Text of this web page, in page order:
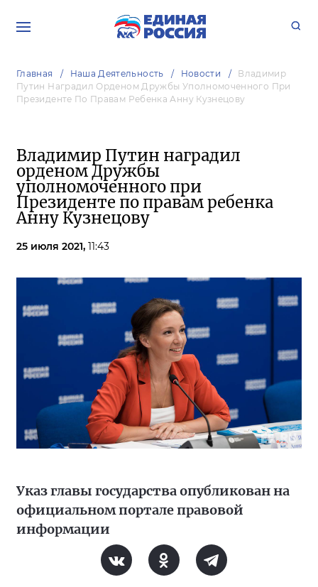
Главная Наша Деятельность Новости
Владимир
Путин Наградил Орденом Дружбы Уполномоченного При
Президенте По Правам Ребенка Анну Кузнецову
Владимир Путин наградил
орденом Дружбы
уполномоченного при
Президенте по правам ребенка
Анну Кузнецову
25 июля 2021, 11:43
Указ главы государства опубликован на
официальном портале правовой
информации